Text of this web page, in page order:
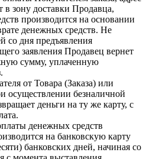
в зону доставки Продавца,
производится на основании
денежных средств. Не
со дня предъявления
заявления Продавец вернет
сумму, уплаченную
от Товара (Заказа) или
осуществлении безналичной
деньги на ту же карту, с
денежных средств
на банковскую карту
банковских дней, начиная со